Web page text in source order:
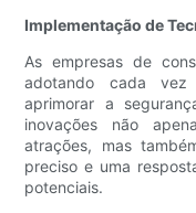
Implementação de
As empresas de
adotando cada
aprimorar a
inovações não
atrações, mas
preciso e uma
potenciais.